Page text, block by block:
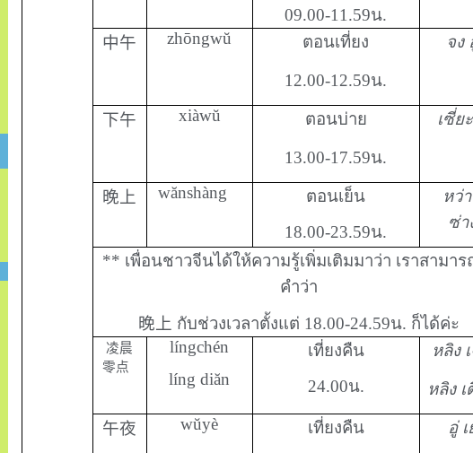
09.00-11.59น.
中午 zhōngwŭ ตอนเที่ยง
12.00-12.59น.
จง
下午 xiàwŭ ตอนบ่าย
13.00-17.59น.
เซี่ย
晚上 wănshàng
ตอนเย็น
18.00-23.59น.
หว่
ซ่า
** เพื่อนชาวจีนได้ให้ความรู้เพิ่มเติมมาว่า เราสามาร
คำว่า
晚上 กับช่วงเวลาตั้งแต่ 18.00-24.59น. ก็ได้ค่ะ
凌晨
零点
língchén
líng diăn
เที่ยงคืน
24.00น.
หลิง
หลิง
午夜 wŭyè
เที่ยงคืน
อู่ เ